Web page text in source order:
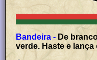
Bandeira - De
verde. Haste e lança